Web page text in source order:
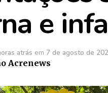
e
atrás em 7 de agosto de
Acrenews